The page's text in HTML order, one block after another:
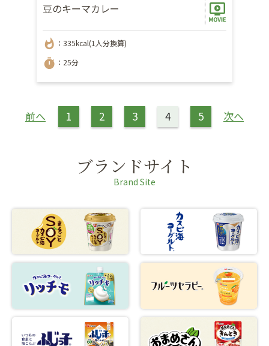
豆のキーマカレー
whatshot ：335kcal(1人分換算)
timer ：25分
前へ 1 2 3 4 5 次へ
ブランドサイト
Brand Site